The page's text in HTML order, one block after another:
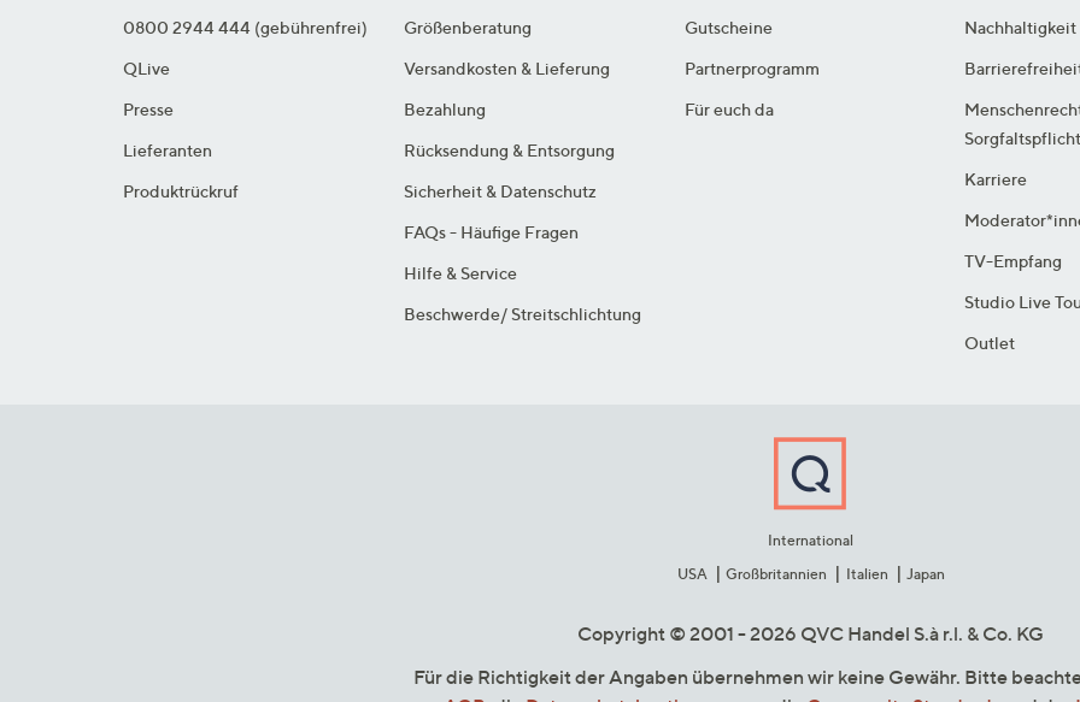
0800 2944 444 (gebührenfrei)
QLive
Presse
Lieferanten
Produktrückruf
Größenberatung
Versandkosten & Lieferung
Bezahlung
Rücksendung & Entsorgung
Sicherheit & Datenschutz
FAQs - Häufige Fragen
Hilfe & Service
Beschwerde/ Streitschlichtung
Gutscheine
Partnerprogramm
Für euch da
Nachhaltigkeit
Karriere
TV-Empfang
Studio Live
Outlet
International
USA
Großbritannien Italien Japan
Copyright © 2001 - 2026 QVC Handel S.à r.l. & Co. KG
Für die Richtigkeit der Angaben übernehmen wir keine Gewähr. Bitte